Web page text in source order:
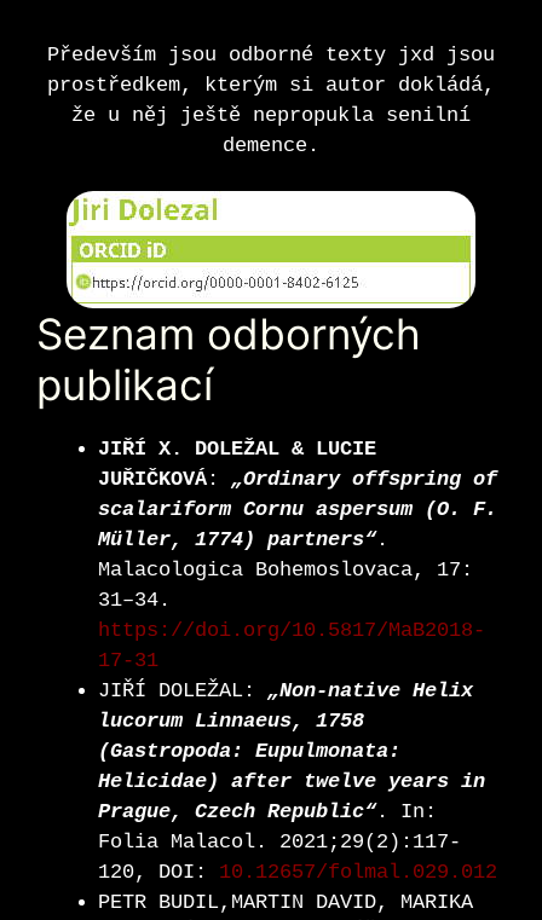
Především jsou odborné texty jxd jsou
prostředkem, kterým si autor dokládá,
že u něj ještě nepropukla senilní
demence.
Seznam odborných
publikací
JIŘÍ X. DOLEŽAL & LUCIE
JUŘIČKOVÁ : „Ordinary offspring of
scalariform Cornu aspersum (O. F.
Müller, 1774) partners“ .
Malacologica Bohemoslovaca, 17:
31–34.
https://doi.org/10.5817/MaB2018-
17-31
JIŘÍ DOLEŽAL: „Non-native Helix
lucorum Linnaeus, 1758
(Gastropoda: Eupulmonata:
Helicidae) after twelve years in
Prague, Czech Republic“ . In:
Folia Malacol. 2021;29(2):117-
120, DOI: 10.12657/folmal.029.012
PETR BUDIL,MARTIN DAVID, MARIKA